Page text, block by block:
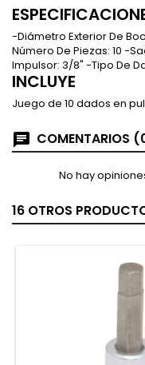
-Diámetro Exterior De
Número De Piezas: 10 -
Impulsor: 3/8" -Tipo De
INCLUYE
Juego de 10 dados en
COMENTARIOS
No hay
16 OTROS